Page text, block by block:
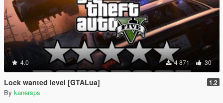
4.0 4 871 30
Lock wanted level [GTALua] 1.2
By kanersps